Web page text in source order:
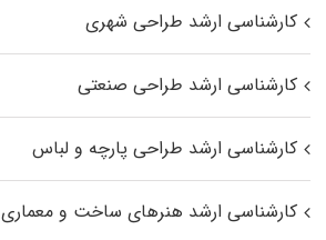
کارشناسی ارشد طراحی شهری
کارشناسی ارشد طراحی صنعتی
کارشناسی ارشد طراحی پارچه و لباس
کارشناسی ارشد هنرهای ساخت و معماری